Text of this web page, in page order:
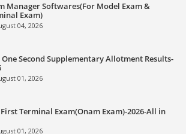
Manager Softwares(For Model Exam &
Exam)
04, 2026
One Second Supplementary Allotment Results-
01, 2026
First Terminal Exam(Onam Exam)-2026-All in
01, 2026